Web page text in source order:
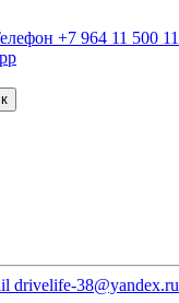
+7 964 11 500 11
drivelife-38@yandex.ru